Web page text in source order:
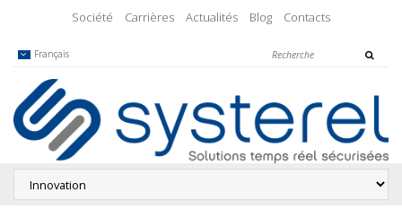
Société Carrières Actualités Blog Contacts
Français